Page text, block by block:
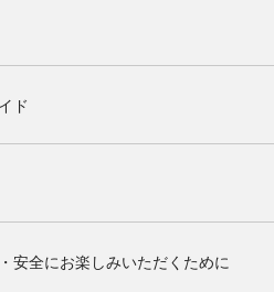
ド
安全にお楽しみいただくために